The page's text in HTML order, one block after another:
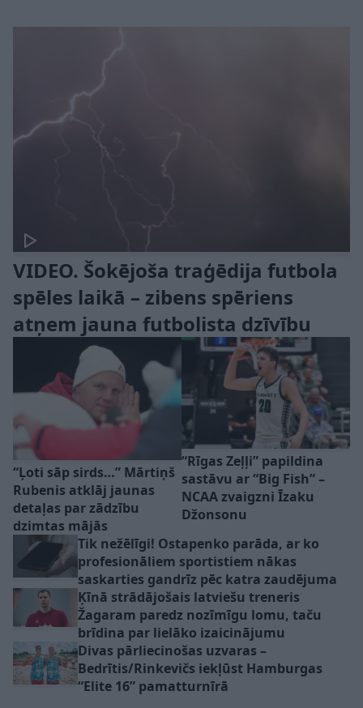
VIDEO. Šokējoša traģēdija futbola
spēles laikā – zibens spēriens
atņem jauna futbolista dzīvību
“Ļoti sāp sirds…” Mārtiņš
Rubenis atklāj jaunas
detaļas par zādzību
dzimtas mājās
“Rīgas Zeļļi” papildina
sastāvu ar “Big Fish” –
NCAA zvaigzni Īzaku
Džonsonu
Tik nežēlīgi! Ostapenko parāda, ar ko
profesionāliem sportistiem nākas
saskarties gandrīz pēc katra zaudējuma
Ķīnā strādājošais latviešu treneris
Žagaram paredz nozīmīgu lomu, taču
brīdina par lielāko izaicinājumu
Divas pārliecinošas uzvaras –
Bedrītis/Rinkevičs iekļūst Hamburgas
“Elite 16” pamatturnīrā